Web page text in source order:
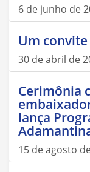
6 de junho de
Um
30 de abril de
Cerimônia
lança
15 de agosto